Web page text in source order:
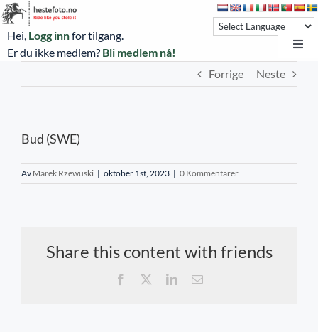
Skip
to
content
Hei, Logg innfor tilgang.
Er du ikke medlem? Bli medlem nå!
Øvrevoll treningsdager
NoARK
Forrige Neste
Bud (SWE)
Av Marek Rzewuski | oktober 1st, 2023 | 0 Kommentarer
Share this content with friends
Facebook LinkedIn
E-